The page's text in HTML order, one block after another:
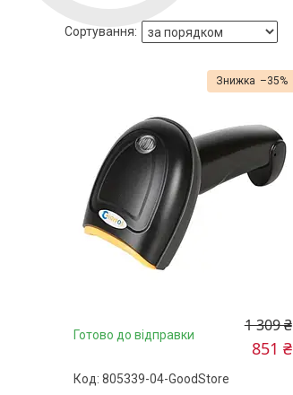
–35%
Готово до відправки 1 309 ₴
851 ₴
805339-04-GoodStore